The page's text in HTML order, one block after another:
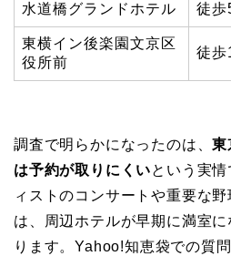
水道橋グランドホテル 徒歩
東横イン後楽園文京区
役所前
徒歩
調査で明らかになったのは、東
は予約が取りにくいという実
ィストのコンサートや重要な
は、周辺ホテルが早期に満室
ります。Yahoo!知恵袋での質